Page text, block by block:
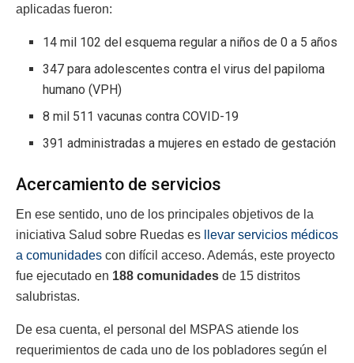
aplicadas fueron:
14 mil 102 del esquema regular a niños de 0 a 5 años
347 para adolescentes contra el virus del papiloma
humano (VPH)
8 mil 511 vacunas contra COVID-19
391 administradas a mujeres en estado de gestación
Acercamiento de servicios
En ese sentido, uno de los principales objetivos de la
iniciativa Salud sobre Ruedas es llevar servicios médicos
a comunidades con difícil acceso. Además, este proyecto
fue ejecutado en 188 comunidades de 15 distritos
salubristas.
De esa cuenta, el personal del MSPAS atiende los
requerimientos de cada uno de los pobladores según el